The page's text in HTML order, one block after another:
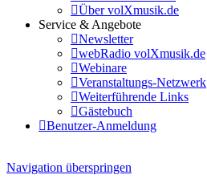
Über volXmusik.de
Service & Angebote
Newsletter
webRadio volXmusik.de
Webinare
Veranstaltungs-Netzwerk
Weiterführende Links
Gästebuch
Benutzer-Anmeldung
Navigation überspringen